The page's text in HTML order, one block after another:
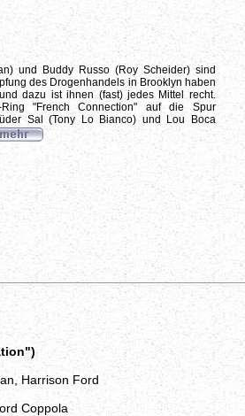
und Buddy Russo (Roy Scheider) sind
des Drogenhandels in Brooklyn haben
dazu ist ihnen (fast) jedes Mittel recht.
"French Connection" auf die Spur
Sal (Tony Lo Bianco) und Lou Boca
Harrison Ford
Coppola